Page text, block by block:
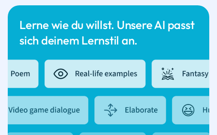
Lerne wie du willst. Unsere AI passt
sich deinem Lernstil an.